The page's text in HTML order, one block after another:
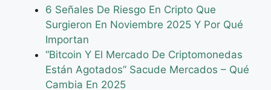
6 Señales De Riesgo En Cripto Que
Surgieron En Noviembre 2025 Y Por Qué
Importan
“Bitcoin Y El Mercado De Criptomonedas
Están Agotados” Sacude Mercados – Qué
Cambia En 2025